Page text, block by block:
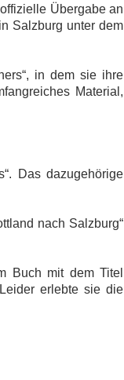
Übergabe an
Salzburg unter dem
in dem sie ihre
Material,
Das dazugehörige
nach Salzburg“
Buch mit dem Titel
erlebte sie die